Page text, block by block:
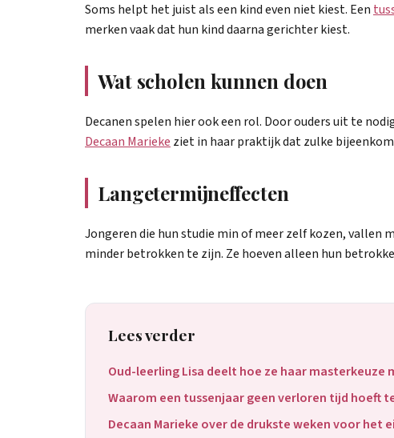
Soms helpt het juist als een kind even niet kiest. Een
merken vaak dat hun kind daarna gerichter kiest.
Wat scholen kunnen doen
Decanen spelen hier ook een rol. Door ouders uit te
Decaan Marieke ziet in haar praktijk dat zulke
Langetermijneffecten
Jongeren die hun studie min of meer zelf kozen, vallen
minder betrokken te zijn. Ze hoeven alleen hun
Lees verder
Oud-leerling Lisa deelt hoe ze haar masterkeuze
Waarom een tussenjaar geen verloren tijd hoeft
Decaan Marieke over de drukste weken voor het